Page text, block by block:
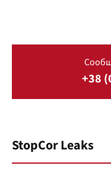
+38
StopCor Leaks